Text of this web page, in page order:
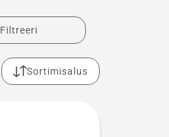
Filtreeri
Sortimisalus